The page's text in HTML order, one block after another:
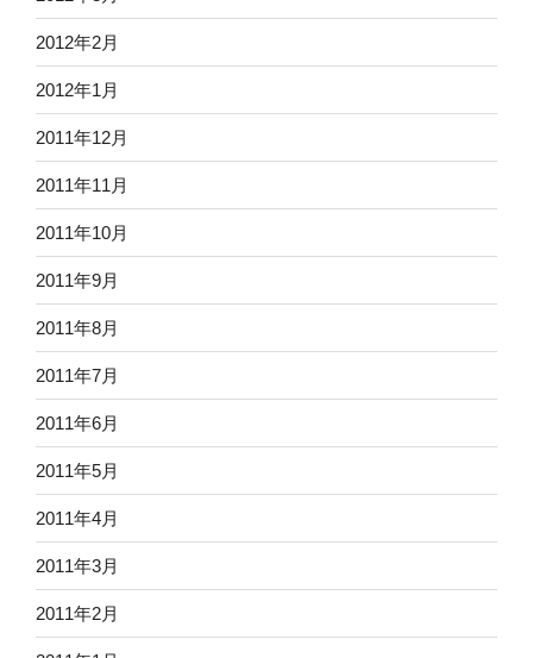
2012年2月
2012年1月
2011年12月
2011年11月
2011年10月
2011年9月
2011年8月
2011年7月
2011年6月
2011年5月
2011年4月
2011年3月
2011年2月